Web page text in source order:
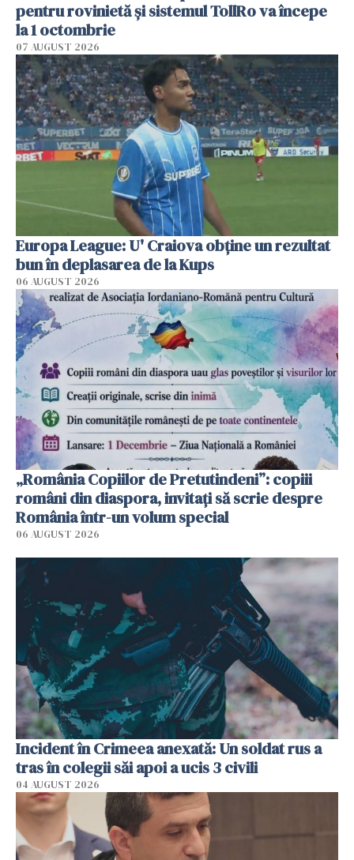
pentru rovinietă şi sistemul TollRo va începe
la 1 octombrie
07 AUGUST 2026
Europa League: U' Craiova obține un rezultat
bun în deplasarea de la Kups
06 AUGUST 2026
„România Copiilor de Pretutindeni”: copiii
români din diaspora, invitați să scrie despre
România într-un volum special
06 AUGUST 2026
Incident în Crimeea anexată: Un soldat rus a
tras în colegii săi apoi a ucis 3 civili
04 AUGUST 2026